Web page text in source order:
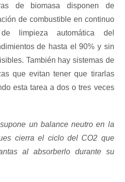
de biomasa disponen de
de combustible en continuo
limpieza automática del
de hasta el 90% y sin
También hay sistemas de
que evitan tener que tirarlas
esta tarea a dos o tres veces
un balance neutro en la
cierra el ciclo del CO2 que
al absorberlo durante su